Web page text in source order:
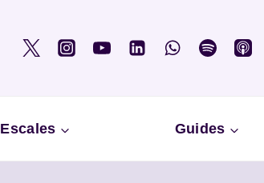
Escales Guides